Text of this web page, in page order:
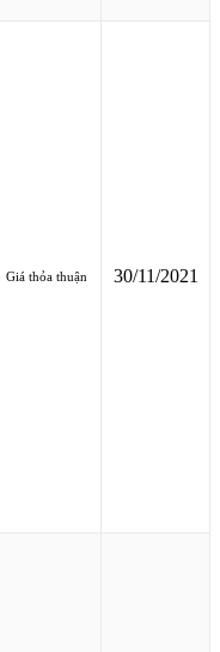
Giá thỏa thuận 30/11/2021